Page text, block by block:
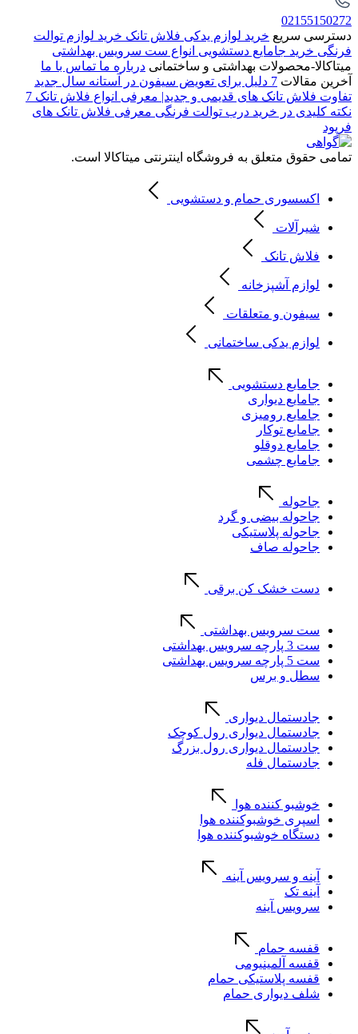
02155150272
دسترسی سریع خرید لوازم یدکی فلاش تانک خرید لوازم توالت
فرنگی خرید جامایع دستشویی انواع ست سرویس بهداشتی
میتاکالا-محصولات بهداشتی و ساختمانی درباره ما تماس با ما
آخرین مقالات 7 دلیل برای تعویض سیفون در آستانه سال جدید
تفاوت فلاش تانک های قدیمی و جدید| معرفی انواع فلاش تانک 7
نکته کلیدی در خرید درب توالت فرنگی معرفی فلاش تانک های
فرپود
تمامی حقوق متعلق به فروشگاه اینترنتی میتاکالا است.
اکسسوری حمام و دستشویی
شیرآلات
فلاش تانک
لوازم آشپزخانه
سیفون و متعلقات
لوازم یدکی ساختمانی
جامایع دستشویی
جامایع دیواری
جامایع رومیزی
جامایع توکار
جامایع دوقلو
جامایع چشمی
جاحوله
جاحوله بیضی و گرد
جاحوله پلاستیکی
جاحوله صاف
دست خشک کن برقی
ست سرویس بهداشتی
ست 3 پارچه سرویس بهداشتی
ست 5 پارچه سرویس بهداشتی
سطل و برس
جادستمال دیواری
جادستمال دیواری رول کوچک
جادستمال دیواری رول بزرگ
جادستمال فله
خوشبو کننده هوا
اسپری خوشبوکننده هوا
دستگاه خوشبوکننده هوا
آینه و سرویس آینه
آینه تک
سرویس آینه
قفسه حمام
قفسه آلمینیومی
قفسه پلاستیکی حمام
شلف دیواری حمام